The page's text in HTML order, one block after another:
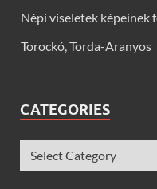
Népi viseletek képeinek
Torockó, Torda-Aranyos
CATEGORIES